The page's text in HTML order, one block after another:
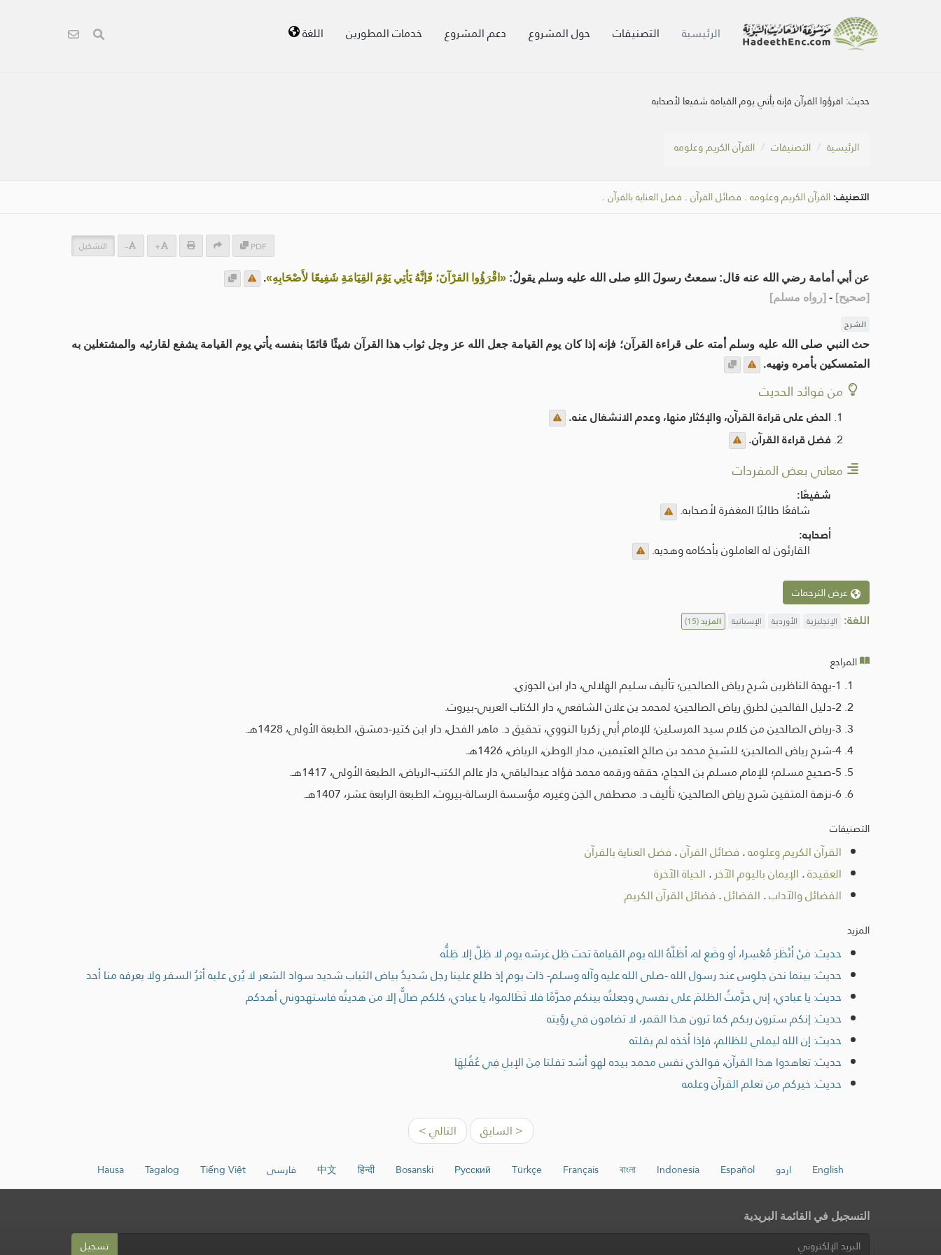
الرئيسية التصنيفات حول المشروع دعم المشروع خدمات المطورين اللغة
حديث:اقرؤوا القرآن فإنه يأتي يوم القيامة شفيعا لأصحابه
الرئيسية التصنيفات القرآن الكريم وعلومه
التصنيف: القرآن الكريم وعلومه . فضائل القرآن . فضل العناية بالقرآن .
PDF
+
- التشكيل
عن أبي أمامة رضي الله عنه قال: سمعتُ رسولَ اللهِ صلى الله عليه وسلم يقولُ: «اقْرَؤُوا القرْآنَ؛ فَإنَّهُ يَأتِي يَوْمَ القِيَامَةِ شَفِيعًا لأَصْحَابِهِ».
[صحيح]
-
[رواه مسلم]
الشرح
حث النبي صلى الله عليه وسلم أمته على قراءة القرآن؛ فإنه إذا كان يوم القيامة جعل الله عز وجل ثواب هذا القرآن شيئًا قائمًا بنفسه يأتي يوم القيامة يشفع لقارئيه والمشتغلين به
المتمسكين بأمره ونهيه.
من فوائد الحديث
الحض على قراءة القرآن، والإكثار منها، وعدم الانشغال عنه.
فضل قراءة القرآن.
معاني بعض المفردات
شفيعًا:
شافعًا طالبًا المغفرة لأصحابه.
أصحابه:
القارئون له العاملون بأحكامه وهديه.
عرض الترجمات
اللغة: الإنجليزية الأوردية الإسبانية المزيد(15)
المراجع
1-بهجة الناظرين شرح رياض الصالحين؛ تأليف سليم الهلالي، دار ابن الجوزي.
2-دليل الفالحين لطرق رياض الصالحين؛ لمحمد بن علان الشافعي، دار الكتاب العربي-بيروت.
3-رياض الصالحين من كلام سيد المرسلين؛ للإمام أبي زكريا النووي، تحقيق د. ماهر الفحل، دار ابن كثير-دمشق، الطبعة الأولى، 1428هـ.
4-شرح رياض الصالحين؛ للشيخ محمد بن صالح العثيمين، مدار الوطن، الرياض، 1426هـ.
5-صحيح مسلم؛ للإمام مسلم بن الحجاج، حققه ورقمه محمد فؤاد عبدالباقي، دار عالم الكتب-الرياض، الطبعة الأولى، 1417هـ.
6-نزهة المتقين شرح رياض الصالحين؛ تأليف د. مصطفى الخِن وغيره، مؤسسة الرسالة-بيروت، الطبعة الرابعة عشر، 1407هـ.
التصنيفات
القرآن الكريم وعلومه. فضائل القرآن. فضل العناية بالقرآن
العقيدة. الإيمان باليوم الآخر . الحياة الآخرة
الفضائل والآداب. الفضائل. فضائل القرآن الكريم
المزيد
حديث: مَنْ أَنْظَرَ مُعْسِرا، أو وضَع له، أظَلَّهُ الله يوم القيامة تحت ظِل عَرشه يوم لا ظِلَّ إلا ظِلُّه
حديث: بينما نحن جلوس عند رسول الله -صلى الله عليه وآله وسلم- ذات يوم إذ طلع علينا رجل شديدُ بياض الثياب شديد سواد الشعر لا يُرى عليه أثرُ السفر ولا يعرفه منا أحد
حديث: يا عبادي، إني حرَّمتُ الظلمَ على نفسي وجعلتُه بينكم محرَّمًا فلا تَظَالموا، يا عبادي، كلكم ضالٌّ إلا من هديتُه فاستهدوني أهدكم
حديث: إنكم سترون ربكم كما ترون هذا القمر، لا تضامون في رؤيته
حديث: إن الله ليملي للظالم، فإذا أخذه لم يفلته
حديث: تعاهدوا هذا القرآن، فوالذي نفس محمد بيده لهو أشد تفلتا مِنَ الإبلِ فِي عُقُلِهَا
حديث: خيركم من تعلم القرآن وعلمه
< السابق التالي >
English اردو Español
Indonesia
বাংলা
Français
Türkçe
Русский
Bosanski
हिन्दी
中文 فارسی Tiếng Việt
Tagalog
Hausa
التسجيل في القائمة البريدية
تسجيل